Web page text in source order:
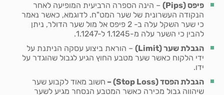
פיפס (Pips
) – הינה הספרה הרביעית המופיעה לאחר
הנקודה העשרונית של שער המט"ח. לדוגמא, כאשר נאמר
כי שער השקל עלה ב- 2 פיפס אל מול שער הדולר, ניתן
להבין כי השער עלה מ-1.1245 ל-1.1247.
הגבלת שער (Limit
) – הוראת ביצוע עסקה הניתנת על
ידי הלקוח כאשר שער מטבע החוץ הגיע לגבול שהוגדר על
ידו.
הגבלת הפסד (Stop Loss
) – חשוב מאוד לקבוע שער
שיהווה גבול מכירה כאשר המטבע הנסחר מגיע לשער